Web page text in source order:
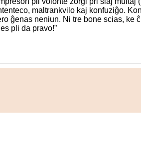
maltrankvilo kaj konfuziĝo.
ĝenas neniun. Ni tre bone scias,
pli da pravo!”